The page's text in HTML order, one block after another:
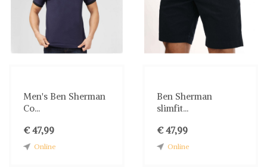
Men's Ben Sherman
Co...
€ 47,99
Online
Ben Sherman
slimfit...
€ 47,99
Online